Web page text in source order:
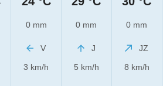
0 mm
V
3 km/h
0 mm
J
5 km/h
0 mm
JZ
8 km/h